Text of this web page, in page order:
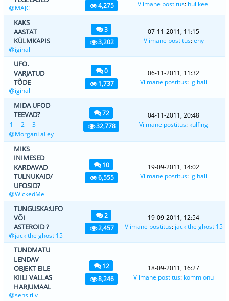
MAJC
4,275
Viimane postitus: hullkeel
KAKS
AASTAT
KÜLMKAPIS
igihali
3
3,202
07-11-2011, 11:15
Viimane postitus:eny
UFO.
VARJATUD
TÕDE
igihali
0
1,737
06-11-2011, 11:32
Viimane postitus: igihali
MIDA UFOD
TEEVAD?
1 2
3
MorganLaFey
72
32,778
04-11-2011, 20:48
Viimane postitus: kulfing
MIKS
INIMESED
KARDAVAD
TULNUKAID/
UFOSID?
WickedMe
10
6,555
19-09-2011, 14:02
Viimane postitus: igihali
TUNGUSKA:UFO
VÕI
ASTEROID ?
jack the ghost 15
2
2,457
19-09-2011, 12:54
Viimane postitus: jack the ghost 15
TUNDMATU
LENDAV
OBJEKT EILE
KIILI VALLAS
HARJUMAAL
sensitiiv
12
8,246
18-09-2011, 16:27
Viimane postitus: kommionu